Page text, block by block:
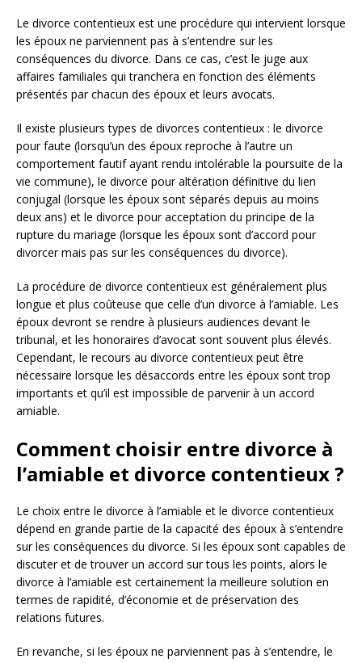
Le divorce contentieux est une procédure qui intervient lorsque
les époux ne parviennent pas à s’entendre sur les
conséquences du divorce. Dans ce cas, c’est le juge aux
affaires familiales qui tranchera en fonction des éléments
présentés par chacun des époux et leurs avocats.
Il existe plusieurs types de divorces contentieux : le divorce
pour faute (lorsqu’un des époux reproche à l’autre un
comportement fautif ayant rendu intolérable la poursuite de la
vie commune), le divorce pour altération définitive du lien
conjugal (lorsque les époux sont séparés depuis au moins
deux ans) et le divorce pour acceptation du principe de la
rupture du mariage (lorsque les époux sont d’accord pour
divorcer mais pas sur les conséquences du divorce).
La procédure de divorce contentieux est généralement plus
longue et plus coûteuse que celle d’un divorce à l’amiable. Les
époux devront se rendre à plusieurs audiences devant le
tribunal, et les honoraires d’avocat sont souvent plus élevés.
Cependant, le recours au divorce contentieux peut être
nécessaire lorsque les désaccords entre les époux sont trop
importants et qu’il est impossible de parvenir à un accord
amiable.
Comment choisir entre divorce à
l’amiable et divorce contentieux ?
Le choix entre le divorce à l’amiable et le divorce contentieux
dépend en grande partie de la capacité des époux à s’entendre
sur les conséquences du divorce. Si les époux sont capables de
discuter et de trouver un accord sur tous les points, alors le
divorce à l’amiable est certainement la meilleure solution en
termes de rapidité, d’économie et de préservation des
relations futures.
En revanche, si les époux ne parviennent pas à s’entendre, le